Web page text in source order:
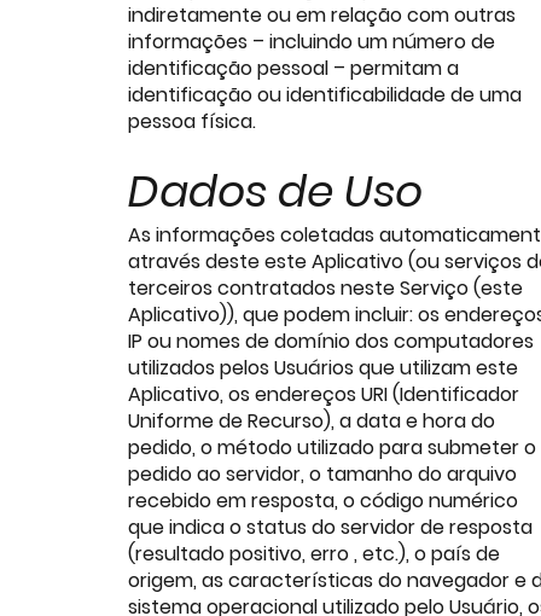
indiretamente ou em relação com outras
informações – incluindo um número de
identificação pessoal – permitam a
identificação ou identificabilidade de uma
pessoa física.
Dados de Uso
As informações coletadas
através deste este Aplicativo (ou serviços
terceiros contratados neste Serviço (este
Aplicativo)), que podem incluir: os
IP ou nomes de domínio dos computadores
utilizados pelos Usuários que utilizam este
Aplicativo, os endereços URI (Identificador
Uniforme de Recurso), a data e hora do
pedido, o método utilizado para submeter o
pedido ao servidor, o tamanho do arquivo
recebido em resposta, o código numérico
que indica o status do servidor de resposta
(resultado positivo, erro , etc.), o país de
origem, as características do navegador e
sistema operacional utilizado pelo Usuário,